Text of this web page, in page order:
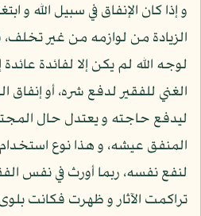
و إذا كان الإنفاق في سبيل الله و
الزيادة من لوازمه من غير تخلف،
لوجه الله لم يكن إلا لفائدة
الغني للفقير لدفع شره، أو
ليدفع حاجته و يعتدل حال
المنفق عيشه، و هذا نوع
لنفع نفسه، ربما أورث في نفس
تراكمت الآثار و ظهرت فكانت